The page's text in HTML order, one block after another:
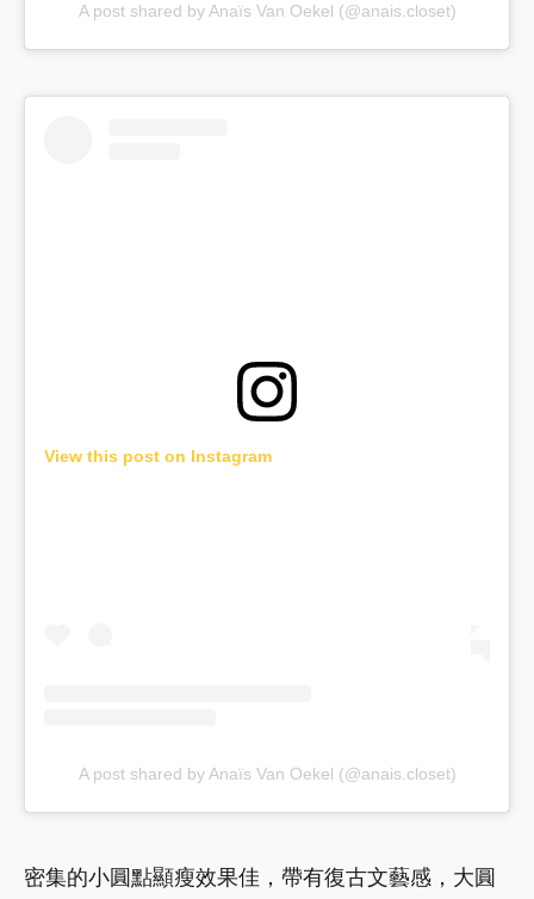
A post shared by Anaïs Van Oekel (@anais.closet)
View this post on Instagram
A post shared by Anaïs Van Oekel (@anais.closet)
密集的小圓點顯瘦效果佳，帶有復古文藝感，大圓